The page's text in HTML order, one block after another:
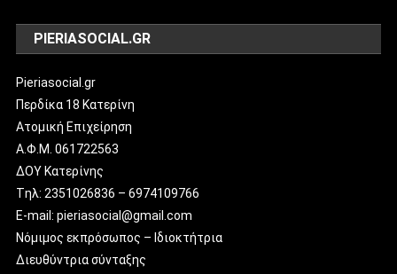
PIERIASOCIAL.GR
Pieriasocial.gr
Περδίκα 18 Κατερίνη
Ατομική Επιχείρηση
Α.Φ.Μ. 061722563
ΔΟΥ Κατερίνης
Tηλ: 2351026836 – 6974109766
E-mail: pieriasocial@gmail.com
Νόμιμος εκπρόσωπος – Ιδιοκτήτρια
Διευθύντρια σύνταξης